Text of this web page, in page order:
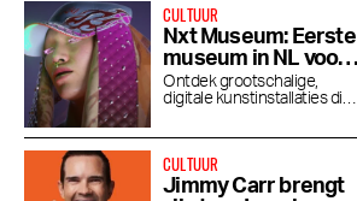
CULTUUR
Nxt Museum: Eerste
museum in NL voor
nieuwe mediakunst
Ontdek grootschalige,
digitale kunstinstallaties die
CULTUUR
Jimmy Carr brengt